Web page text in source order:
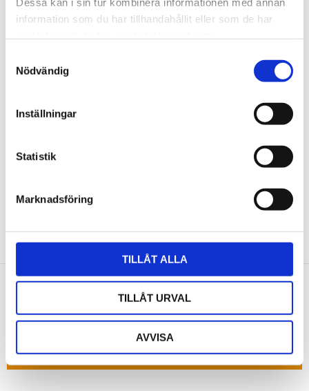
information som du har tillhandahållit eller som de har
Nödvändig
Inställningar
Statistik
Marknadsföring
TILLÅT ALLA
TILLÅT URVAL
AVVISA
Bli den första att lämna ett omdöme.
NYHETSBREV
Anmäl dig till vårt nyhetsbrev och ta del av de
PRENUMERERA